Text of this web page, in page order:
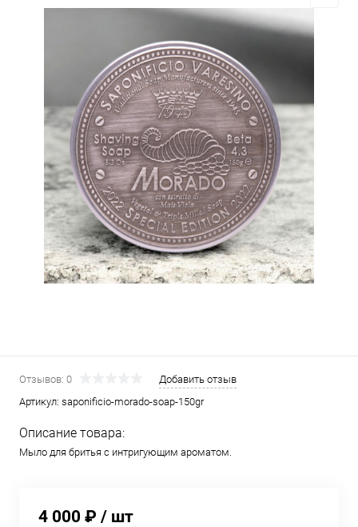
Отзывов: 0
Добавить отзыв
Артикул: saponificio-morado-soap-150gr
Описание товара:
Мыло для бритья с интригующим ароматом.
4 000 ₽ / шт